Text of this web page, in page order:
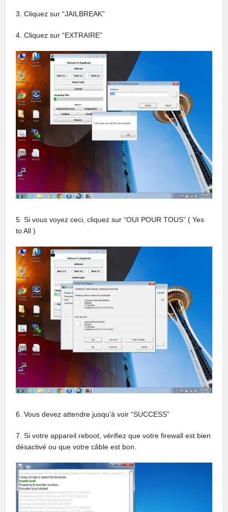
3. Cliquez sur “JAILBREAK”
4. Cliquez sur “EXTRAIRE”
5. Si vous voyez ceci, cliquez sur “OUI POUR TOUS” ( Yes
to All )
6. Vous devez attendre jusqu’à voir “SUCCESS”
7. Si votre appareil reboot, vérifiez que votre firewall est bien
désactivé ou que votre câble est bon.